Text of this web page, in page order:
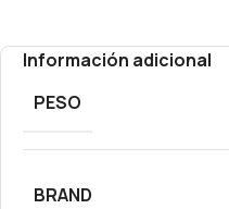
Información adicional
PESO
BRAND